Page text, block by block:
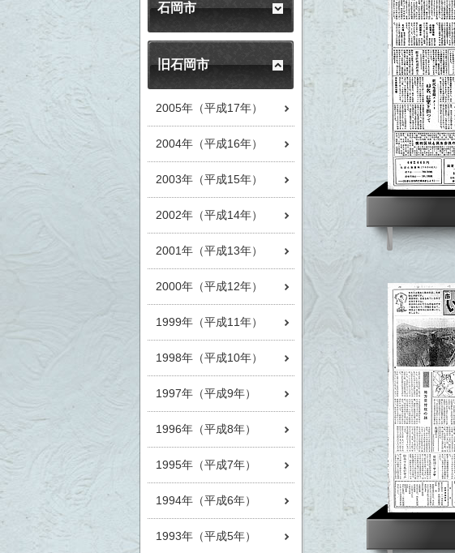
石岡市
旧石岡市
2005年（平成17年）
2004年（平成16年）
2003年（平成15年）
2002年（平成14年）
2001年（平成13年）
2000年（平成12年）
1999年（平成11年）
1998年（平成10年）
1997年（平成9年）
1996年（平成8年）
1995年（平成7年）
1994年（平成6年）
1993年（平成5年）